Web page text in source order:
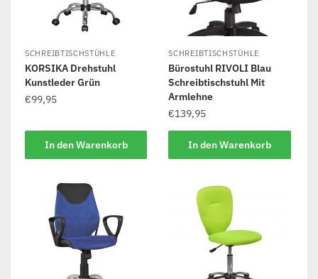
SCHREIBTISCHSTÜHLE
KORSIKA Drehstuhl
Kunstleder Grün
€99,95
In den Warenkorb
SCHREIBTISCHSTÜHLE
Bürostuhl RIVOLI Blau
Schreibtischstuhl Mit
Armlehne
€139,95
In den Warenkorb